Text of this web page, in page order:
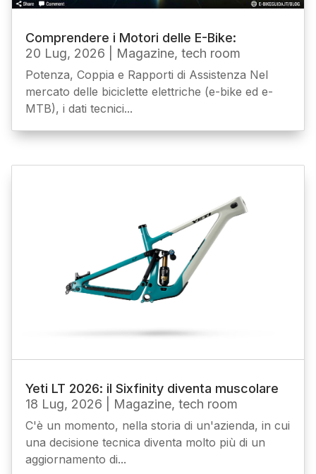
Comprendere i Motori delle E-Bike:
20 Lug, 2026
Magazine,tech room
Potenza, Coppia e Rapporti di Assistenza Nel
mercato delle biciclette elettriche (e-bike ed e-
MTB), i dati tecnici...
Yeti LT 2026: il Sixfinity diventa muscolare
18 Lug, 2026
Magazine,tech room
C'è un momento, nella storia di un'azienda, in cui
una decisione tecnica diventa molto più di un
aggiornamento di...